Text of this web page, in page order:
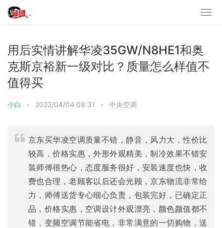
用后实情讲解华凌35GW/N8HE1和奥
克斯京裕新一级对比？质量怎么样值不
值得买
小白 • 2022/04/04 08:31 • 中央空调
京东买华凌空调质量不错，静音，风力大，性价比
较高，价格实惠，外形外观精美，制冷效果不错安
装师傅很热心，态度服务很好，安装速度也快，收
费也合理，老顾客以后还会光顾，京东物流非常给
力，师傅送货专心细心负责，包装完好，已确定正
品，价格实惠，空调设计外观漂亮，颜色颜值都不
错，变频空调节能省电，非常满意的一切购物，送